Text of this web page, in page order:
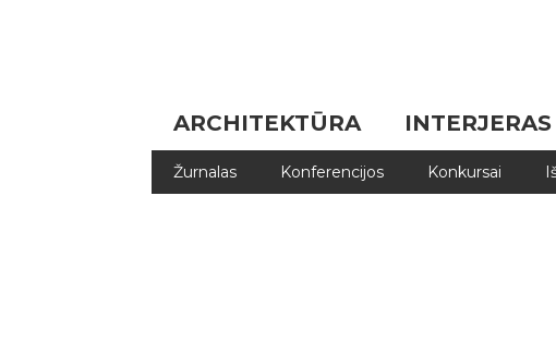
ARCHITEKTŪRA INTERJERAS
Žurnalas Konferencijos Konkursai